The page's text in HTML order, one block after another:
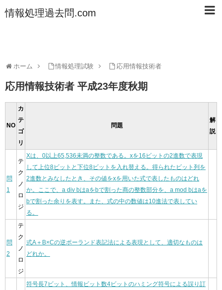
情報処理過去問.com
ホーム 情報処理試験 応用情報技術者
応用情報技術者 平成23年度秋期
NO
カ
テ
ゴ
リ
問題
解
説
問
1
テ
ク
ノ
ロ
ジ
Xは、0以上65,536未満の整数である。xを16ビットの2進数で表現
して上位8ビットと下位8ビットを入れ替える。得られたビット列を
2進数とみなしたとき、その値をxを用いた式で表したものはどれ
か。ここで、a div bはaをbで割った商の整数部分を、a mod bはaを
bで割った余りを表す。また、式の中の数値は10進法で表してい
る。
問
2
テ
ク
ノ
ロ
ジ
式A＋B×Cの逆ポーランド表記法による表現として、適切なものは
どれか。
符号長7ビット、情報ビット数4ビットのハミング符号による誤り訂